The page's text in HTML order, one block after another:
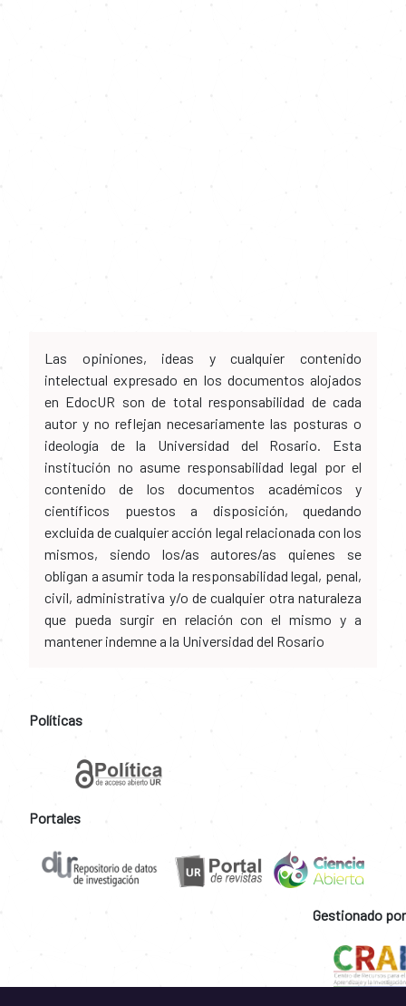
Las opiniones, ideas y cualquier contenido
intelectual expresado en los documentos alojados
en EdocUR son de total responsabilidad de cada
autor y no reflejan necesariamente las posturas o
ideología de la Universidad del Rosario. Esta
institución no asume responsabilidad legal por el
contenido de los documentos académicos y
científicos puestos a disposición, quedando
excluida de cualquier acción legal relacionada con los
mismos, siendo los/as autores/as quienes se
obligan a asumir toda la responsabilidad legal, penal,
civil, administrativa y/o de cualquier otra naturaleza
que pueda surgir en relación con el mismo y a
mantener indemne a la Universidad del Rosario
Políticas
Portales
Gestionado por